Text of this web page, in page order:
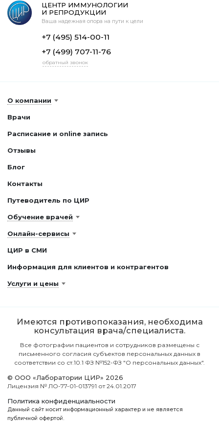
ЦЕНТР ИММУНОЛОГИИ
И РЕПРОДУКЦИИ
Ваша надежная опора на пути к цели
+7 (495) 514-00-11
+7 (499) 707-11-76
обратный звонок
О компании
Врачи
Расписание и online запись
Отзывы
Блог
Контакты
Путеводитель по ЦИР
Обучение врачей
Онлайн-сервисы
ЦИР в СМИ
Информация для клиентов и контрагентов
Услуги и цены
Имеются противопоказания, необходима
консультация врача/специалиста.
Все фотографии пациентов и сотрудников размещены с
письменного согласия субъектов персональных данных в
соответствии со ст.10.1 ФЗ №152-ФЗ "О персональных данных".
© ООО «Лаборатории ЦИР» 2026
Лицензия № ЛО-77-01-013791 от 24.01.2017
Политика конфиденциальности
Данный сайт носит информационный характер и не является
публичной офертой.